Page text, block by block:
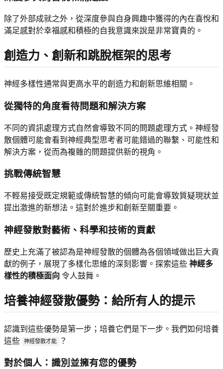
除了外部成就之外，從深度參與自身興趣中獲得的內在喜悅和
滿足感對於幸福感和積極的自我意識來說是非常寶貴的。
創造力、創新和跳脫框架的思考
神經多樣性通常與更高水平的創造力和創新思維相關。
從獨特的角度看待問題和解決方案
不同的資訊處理方式自然會導致不同的問題處理方式。神經發
散個體可能會看到神經典型思考者可能錯過的聯繫、可能性和
解決方案，從而為複雜的問題提供新的視角。
挑戰傳統智慧
不輕易接受既定規範或傳統智慧的傾向可能會導致質疑現狀並
提出激進的新想法。這對於進步和創新至關重要。
神經發散對藝術、科學和技術的貢獻
歷史上充滿了被認為是神經發散的個體為各個領域做出巨大貢
獻的例子，展現了多樣化思維的深刻影響。探索這些 神經多
樣性的積極面向 令人鼓舞。
培養神經發散優勢：給所有人的提示
認識到這些優勢是第一步；培養它們是下一步。我們如何培養
這些
神經發散才能 ？
對於個人：識別並擁有您的優勢